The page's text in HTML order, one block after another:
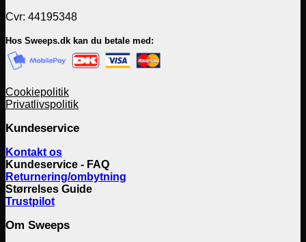
Cvr: 44195348
Hos Sweeps.dk kan du betale med:
Cookiepolitik
Privatlivspolitik
Kundeservice
Kontakt os
Kundeservice - FAQ
Returnering/ombytning
Størrelses Guide
Trustpilot
Om Sweeps